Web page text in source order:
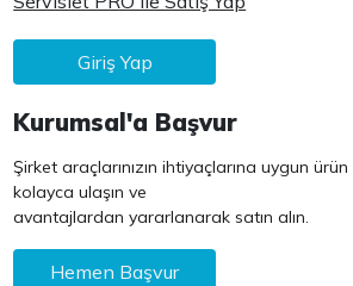
Giriş Yap
Kurumsal'a Başvur
Şirket araçlarınızın ihtiyaçlarına uygun
kolayca ulaşın ve
avantajlardan yararlanarak satın alın.
Hemen Başvur